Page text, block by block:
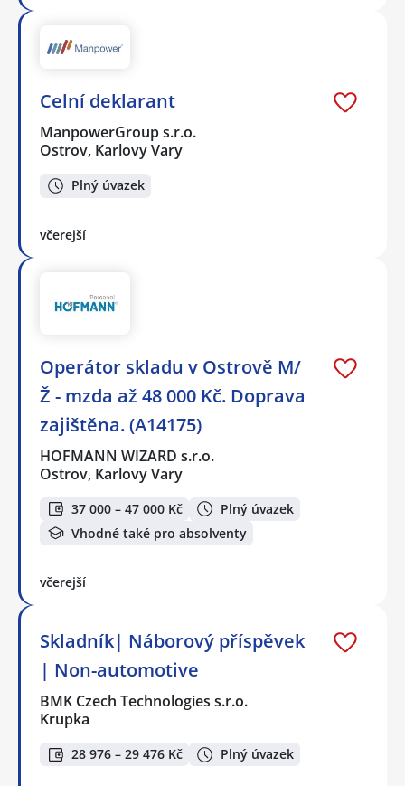
Celní deklarant
ManpowerGroup s.r.o.
Ostrov, Karlovy Vary
Plný úvazek
včerejší
Operátor skladu v Ostrově M/
Ž - mzda až 48 000 Kč. Doprava
zajištěna. (A14175)
HOFMANN WIZARD s.r.o.
Ostrov, Karlovy Vary
37 000 – 47 000 Kč
Plný úvazek
Vhodné také pro absolventy
včerejší
Skladník| Náborový příspěvek
| Non-automotive
BMK Czech Technologies s.r.o.
Krupka
28 976 – 29 476 Kč Plný úvazek